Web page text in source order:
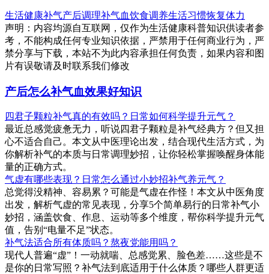
生活健康补气产后调理补气血饮食调养生活习惯恢复体力
声明：内容均源自互联网，仅作为生活健康科普知识供读者参
考，不能构成任何专业知识依据，严禁用于任何商业行为，严
禁分享与下载，本站不为此内容承担任何负责，如果内容和图
片有误敬请及时联系我们修改
产后怎么补气血效果好知识
四君子颗粒补气真的有效吗？日常如何科学提升元气？
最近总感觉疲惫无力，听说四君子颗粒是补气经典方？但又担
心不适合自己。本文从中医理论出发，结合现代生活方式，为
你解析补气的本质与日常调理妙招，让你轻松掌握唤醒身体能
量的正确方式。
气虚有哪些表现？日常怎么通过小妙招补气养元气？
总觉得没精神、容易累？可能是气虚在作怪！本文从中医角度
出发，解析气虚的常见表现，分享5个简单易行的日常补气小
妙招，涵盖饮食、作息、运动等多个维度，帮你科学提升元气
值，告别“电量不足”状态。
补气法适合所有体质吗？熬夜党能用吗？
现代人普遍“虚”！一动就喘、总感觉累、脸色差……这些是不
是你的日常写照？补气法到底适用于什么体质？哪些人群更适